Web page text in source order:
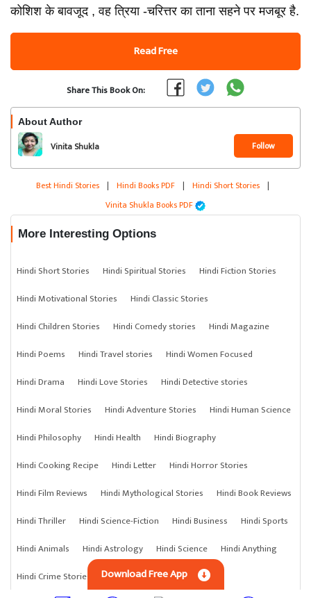
कोशिश के बावजूद , वह त्रिया -चरित्तर का ताना सहने पर मजबूर है.
Read Free
Share This Book On:
About Author
Vinita Shukla Follow
Best Hindi Stories | Hindi Books PDF | Hindi Short Stories |
Vinita Shukla Books PDF
More Interesting Options
Hindi Short Stories Hindi Spiritual Stories
Hindi Fiction Stories
Hindi Motivational Stories
Hindi Classic Stories
Hindi Children Stories
Hindi Comedy stories
Hindi Magazine
Hindi Poems
Hindi Travel stories
Hindi Women Focused
Hindi Drama
Hindi Love Stories
Hindi Detective stories
Hindi Moral Stories
Hindi Adventure Stories
Hindi Human Science
Hindi Philosophy
Hindi Health
Hindi Biography
Hindi Cooking Recipe
Hindi Letter
Hindi Horror Stories
Hindi Film Reviews
Hindi Mythological Stories
Hindi Book Reviews
Hindi Thriller
Hindi Science-Fiction Hindi Business
Hindi Sports
Hindi Animals
Hindi Astrology Hindi Science
Hindi Anything
Hindi Crime Stories
Download Free App